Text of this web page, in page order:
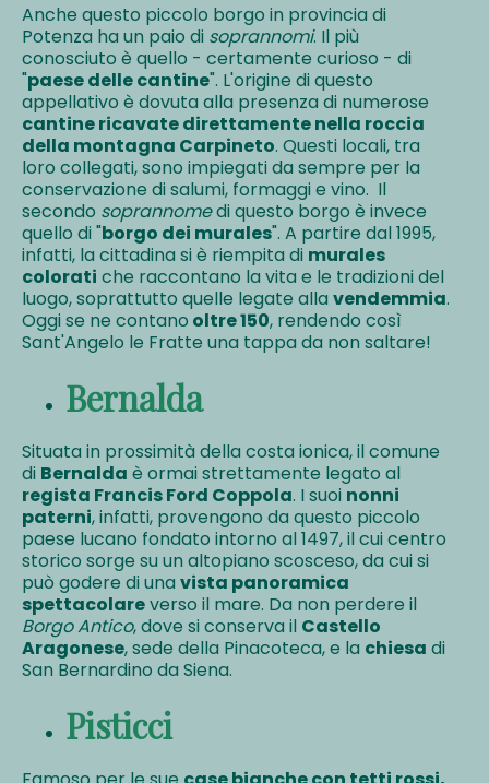
Anche questo piccolo borgo in provincia di
Potenza ha un paio di soprannomi. Il più
conosciuto è quello - certamente curioso - di
"paese delle cantine". L'origine di questo
appellativo è dovuta alla presenza di numerose
cantine ricavate direttamente nella roccia
della montagna Carpineto. Questi locali, tra
loro collegati, sono impiegati da sempre per la
conservazione di salumi, formaggi e vino. Il
secondo soprannomedi questo borgo è invece
quello di "borgo dei murales". A partire dal 1995,
infatti, la cittadina si è riempita di murales
colorati che raccontano la vita e le tradizioni del
luogo, soprattutto quelle legate alla vendemmia.
Oggi se ne contano oltre 150, rendendo così
Sant'Angelo le Fratte una tappa da non saltare!
Bernalda
Situata in prossimità della costa ionica, il comune
di Bernalda è ormai strettamente legato al
regista Francis Ford Coppola. I suoi nonni
paterni, infatti, provengono da questo piccolo
paese lucano fondato intorno al 1497, il cui centro
storico sorge su un altopiano scosceso, da cui si
può godere di una vista panoramica
spettacolareverso il mare. Da non perdere il
Borgo Antico, dove si conserva il Castello
Aragonese, sede della Pinacoteca, e la chiesa di
San Bernardino da Siena.
Pisticci